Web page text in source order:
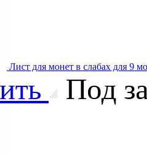
Лист для монет в слабах для 9
Под